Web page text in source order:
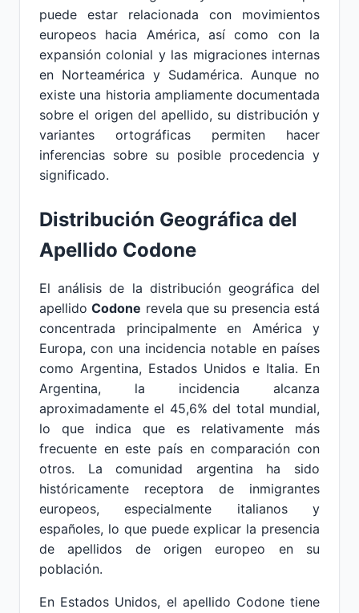
puede estar relacionada con movimientos
europeos hacia América, así como con la
expansión colonial y las migraciones internas
en Norteamérica y Sudamérica. Aunque no
existe una historia ampliamente documentada
sobre el origen del apellido, su distribución y
variantes ortográficas permiten hacer
inferencias sobre su posible procedencia y
significado.
Distribución Geográfica del
Apellido Codone
El análisis de la distribución geográfica del
apellidoCodone revela que su presencia está
concentrada principalmente en América y
Europa, con una incidencia notable en países
como Argentina, Estados Unidos e Italia. En
Argentina, la incidencia alcanza
aproximadamente el 45,6% del total mundial,
lo que indica que es relativamente más
frecuente en este país en comparación con
otros. La comunidad argentina ha sido
históricamente receptora de inmigrantes
europeos, especialmente italianos y
españoles, lo que puede explicar la presencia
de apellidos de origen europeo en su
población.
En Estados Unidos, el apellido Codone tiene